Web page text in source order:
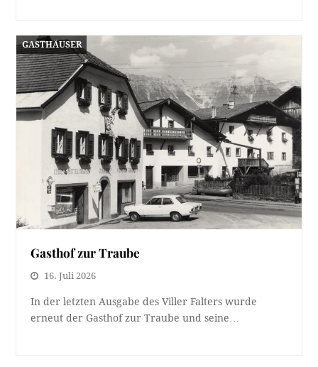
GASTHÄUSER
Gasthof zur Traube
16. Juli 2026
In der letzten Ausgabe des Viller Falters wurde
erneut der Gasthof zur Traube und seine…